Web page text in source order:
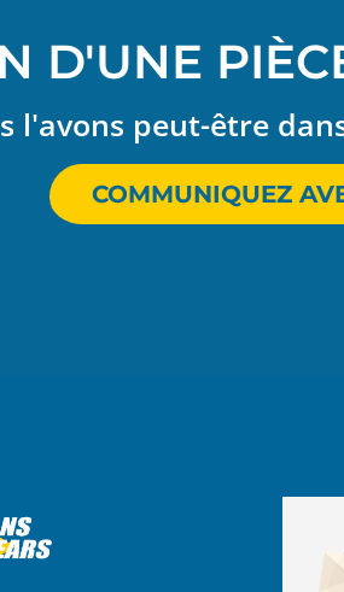
D'UNE
l'avons peut-être
COMMUNIQUEZ